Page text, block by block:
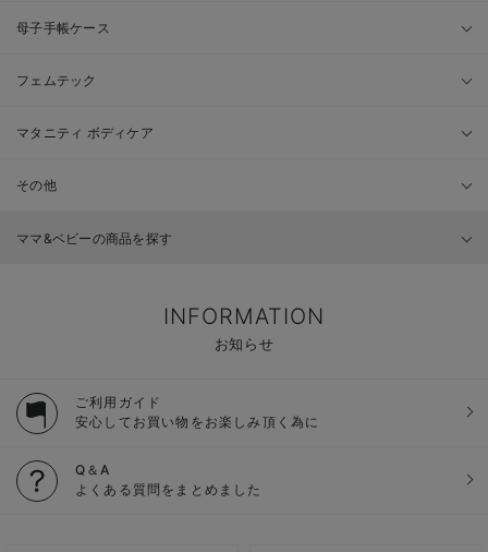
母子手帳ケース
フェムテック
マタニティ ボディケア
その他
ママ&ベビーの商品を探す
INFORMATION
お知らせ
ご利用ガイド
安心してお買い物をお楽しみ頂く為に
Q＆A
よくある質問をまとめました